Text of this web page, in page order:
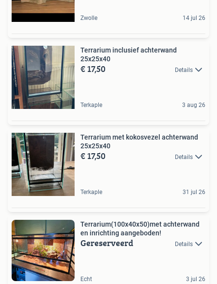
Zwolle 14 jul 26
Terrarium inclusief achterwand
25x25x40
€ 17,50 Details
Terkaple 3 aug 26
Terrarium met kokosvezel achterwand
25x25x40
€ 17,50 Details
Terkaple 31 jul 26
Terrarium(100x40x50)met achterwand
en inrichting aangeboden!
Gereserveerd Details
Echt 3 jul 26